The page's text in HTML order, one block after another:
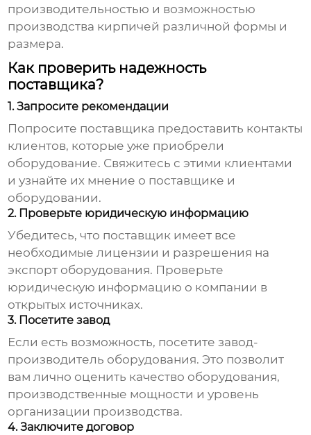
производительностью и возможностью
производства кирпичей различной формы и
размера.
Как проверить надежность
поставщика?
1. Запросите рекомендации
Попросите поставщика предоставить контакты
клиентов, которые уже приобрели
оборудование. Свяжитесь с этими клиентами
и узнайте их мнение о поставщике и
оборудовании.
2. Проверьте юридическую информацию
Убедитесь, что поставщик имеет все
необходимые лицензии и разрешения на
экспорт оборудования. Проверьте
юридическую информацию о компании в
открытых источниках.
3. Посетите завод
Если есть возможность, посетите завод-
производитель оборудования. Это позволит
вам лично оценить качество оборудования,
производственные мощности и уровень
организации производства.
4. Заключите договор